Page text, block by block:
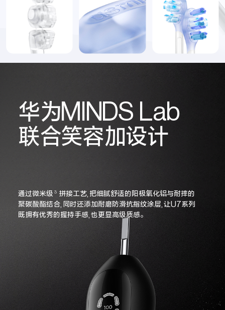
华为MINDS Lab
联合笑容加设计
通过微米级 3
拼接工艺,把细腻舒适的阳极氧化铝与耐摔的
聚碳酸酯结合,同时还添加耐磨防滑抗指纹涂层,让U7系列
既拥有优秀的握持手感,也更显高级质感。